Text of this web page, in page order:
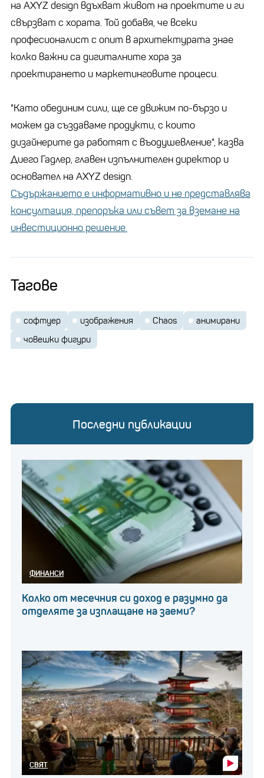
на AXYZ design вдъхват живот на проектите и ги
свързват с хората. Той добавя, че всеки
професионалист с опит в архитектурата знае
колко важни са дигиталните хора за
проектирането и маркетинговите процеси.
"Като обединим сили, ще се движим по-бързо и
можем да създаваме продукти, с които
дизайнерите да работят с въодушевление", казва
Диего Гадлер, главен изпълнителен директор и
основател на AXYZ design.
Съдържанието е информативно и не представлява
консултация, препоръка или съвет за вземане на
инвестиционно решение.
Тагове
софтуер изображения Chaos
анимирани
човешки фигури
Последни публикации
ФИНАНСИ
Колко от месечния си доход е разумно да
отделяте за изплащане на заеми?
СВЯТ